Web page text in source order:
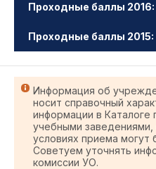
Проходные баллы 2016:
Проходные баллы 2015:
Информация об
носит справочный
информации в Каталоге
учебными
условиях приема могут
Советуем уточнять
комиссии УО.